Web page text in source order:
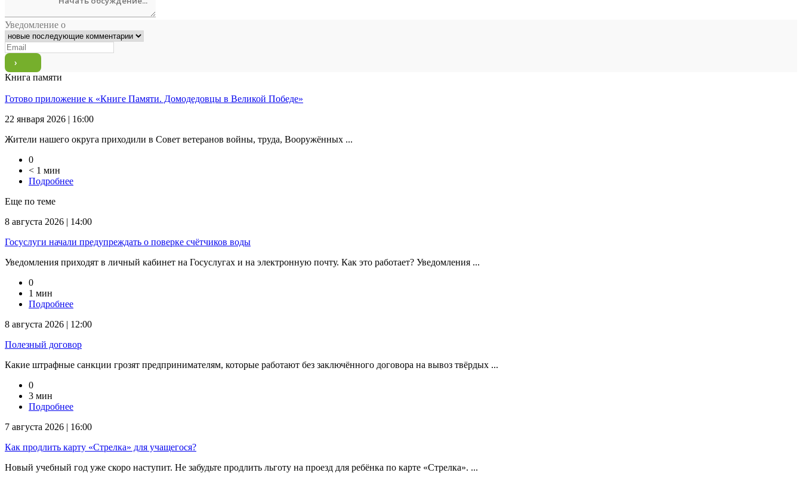
Уведомление о
Книга памяти
Готово приложение к «Книге Памяти. Домодедовцы в Великой Победе»
22 января 2026 | 16:00
Жители нашего округа приходили в Совет ветеранов войны, труда, Вооружённых ...
0
< 1 мин
Подробнее
Еще по теме
8 августа 2026 | 14:00
Госуслуги начали предупреждать о поверке счётчиков воды
Уведомления приходят в личный кабинет на Госуслугах и на электронную почту. Как это работает? Уведомления ...
0
1 мин
Подробнее
8 августа 2026 | 12:00
Полезный договор
Какие штрафные санкции грозят предпринимателям, которые работают без заключённого договора на вывоз твёрдых ...
0
3 мин
Подробнее
7 августа 2026 | 16:00
Как продлить карту «Стрелка» для учащегося?
Новый учебный год уже скоро наступит. Не забудьте продлить льготу на проезд для ребёнка по карте «Стрелка». ...